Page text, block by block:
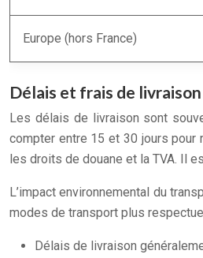
Europe (hors France)
Délais et frais de livraison
Les délais de livraison sont
compter entre 15 et 30 jours
les droits de douane et la TVA. Il
L’impact environnemental du
modes de transport plus
Délais de livraison